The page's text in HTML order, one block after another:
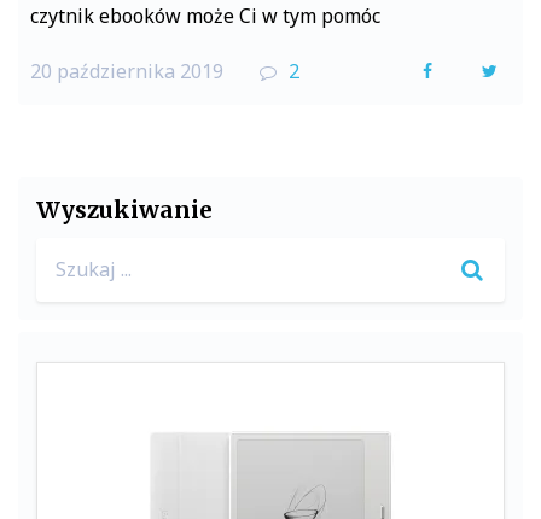
czytnik ebooków może Ci w tym pomóc
20 października 2019 2
F
k
Wyszukiwanie
for: